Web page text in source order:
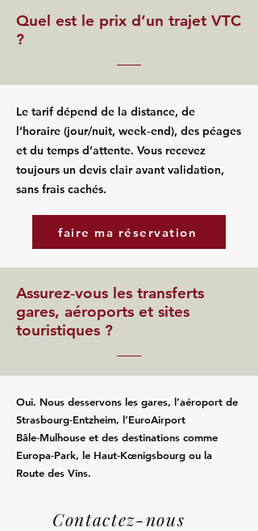
Quel est le prix d’un trajet VTC
?
Le tarif dépend de la distance, de
l’horaire (jour/nuit, week‑end), des péages
et du temps d’attente. Vous recevez
toujours un devis clair avant validation,
sans frais cachés.
faire ma réservation
Assurez‑vous les transferts
gares, aéroports et sites
touristiques ?
Oui. Nous desservons les gares, l’aéroport de
Strasbourg‑Entzheim, l’EuroAirport
Bâle‑Mulhouse et des destinations comme
Europa‑Park, le Haut‑Kœnigsbourg ou la
Route des Vins.
Contactez-nous